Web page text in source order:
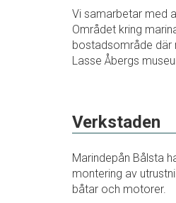
Vi samarbetar med
Området kring
bostadsområde där
Lasse Åbergs
Verkstaden
Marindepån Bålsta
montering av
båtar och motorer.